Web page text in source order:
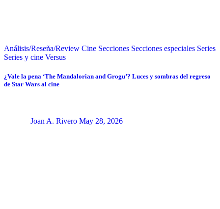
Análisis/Reseña/Review Cine Secciones Secciones especiales Series
Series y cine Versus
¿Vale la pena ‘The Mandalorian and Grogu’? Luces y sombras del regreso
de Star Wars al cine
Joan A. Rivero May 28, 2026